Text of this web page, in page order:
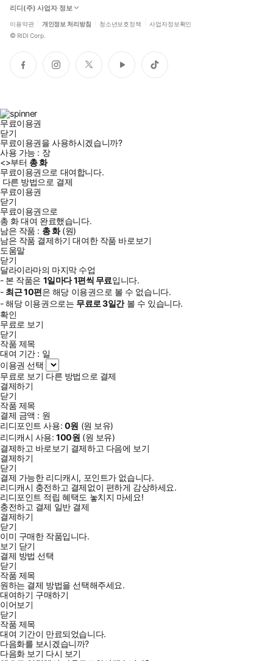
리디(주) 사업자 정보
이용약관 개인정보 처리방침 청소년보호정책 사업자정보확인
© RIDI Corp.
페
이
인
스
트
위
유
튜
틱
톡
무료이용권
닫기
무료이용권을 사용하시겠습니까?
사용 가능 : 장
<>부터 총화
무료이용권으로 대여합니다.
다른 방법으로 결제
무료이용권
닫기
무료이용권으로
총 화대여 완료했습니다.
남은 작품 : 총화(원)
남은 작품 결제하기 대여한 작품 바로보기
도움말
닫기
달라이라마의 마지막 수업
- 본 작품은 1일마다1편씩 무료입니다.
- 최근10편은 해당 이용권으로 볼 수 없습니다.
- 해당 이용권으로는 무료로3일간볼 수 있습니다.
확인
무료로 보기
닫기
작품 제목
대여 기간 : 일
이용권 선택
무료로 보기 다른 방법으로 결제
결제하기
닫기
작품 제목
결제 금액 : 원
리디포인트 사용: 0원 (원 보유)
리디캐시 사용:100원 (원 보유)
결제하고 바로보기 결제하고 다음에 보기
결제하기
닫기
결제 가능한 리디캐시, 포인트가 없습니다.
리디캐시 충전하고 결제없이 편하게 감상하세요.
리디포인트 적립 혜택도 놓치지 마세요!
충전하고 결제 일반 결제
결제하기
닫기
이미 구매한 작품입니다.
보기 닫기
결제 방법 선택
닫기
작품 제목
원하는 결제 방법을 선택해주세요.
대여하기 구매하기
이어보기
닫기
작품 제목
대여 기간이 만료되었습니다.
다음화를 보시겠습니까?
다음화 보기 다시 보기